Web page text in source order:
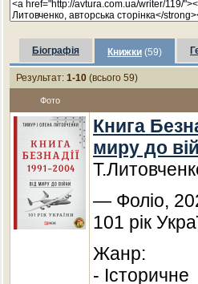
Біографія Книжки (59)
Результат: 1-10 (всього 59)
Фото
Книга
миру до
— Фоліо,
101 рік
Жанр:
- Історичне